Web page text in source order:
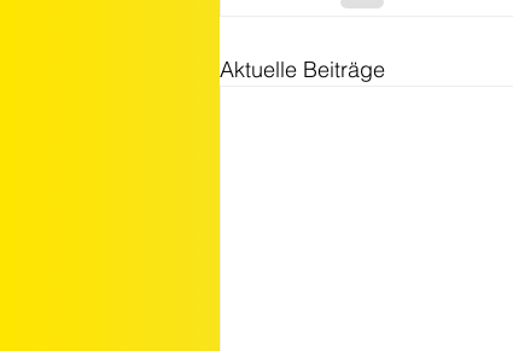
Aktuelle Beiträge